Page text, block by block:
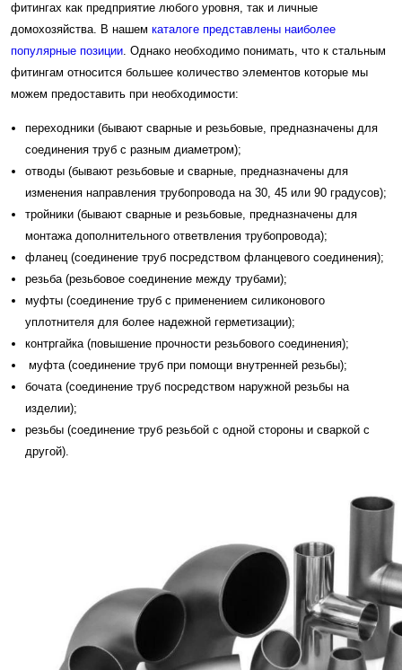
фитингах как предприятие любого уровня, так и личные
домохозяйства. В нашем каталоге представлены наиболее
популярные позиции. Однако необходимо понимать, что к стальным
фитингам относится большее количество элементов которые мы
можем предоставить при необходимости:
переходники (бывают сварные и резьбовые, предназначены для
соединения труб с разным диаметром);
отводы (бывают резьбовые и сварные, предназначены для
изменения направления трубопровода на 30, 45 или 90 градусов);
тройники (бывают сварные и резьбовые, предназначены для
монтажа дополнительного ответвления трубопровода);
фланец (соединение труб посредством фланцевого соединения);
резьба (резьбовое соединение между трубами);
муфты (соединение труб с применением силиконового
уплотнителя для более надежной герметизации);
контргайка (повышение прочности резьбового соединения);
муфта (соединение труб при помощи внутренней резьбы);
бочата (соединение труб посредством наружной резьбы на
изделии);
резьбы (соединение труб резьбой с одной стороны и сваркой с
другой).